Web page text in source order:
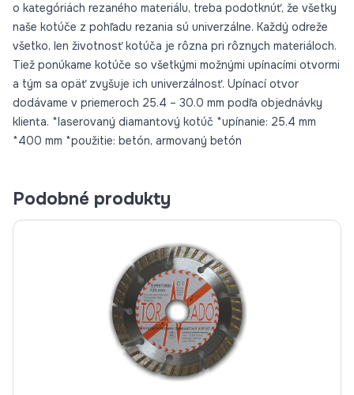
o kategóriách rezaného materiálu, treba podotknúť, že všetky
naše kotúče z pohľadu rezania sú univerzálne. Každý odreže
všetko, len životnosť kotúča je rôzna pri rôznych materiáloch.
Tiež ponúkame kotúče so všetkými možnými upínacími otvormi
a tým sa opäť zvyšuje ich univerzálnosť. Upínací otvor
dodávame v priemeroch 25.4 – 30.0 mm podľa objednávky
klienta. *laserovaný diamantový kotúč *upínanie: 25.4 mm
*400 mm *použitie: betón, armovaný betón
Podobné produkty